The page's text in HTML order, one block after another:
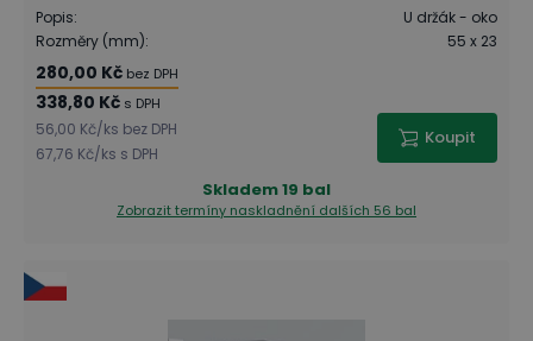
Popis:
U držák - oko
Rozměry (mm): 55 x 23
280,00 Kč bez DPH
338,80 Kč s DPH
56,00 Kč/ks bez DPH
67,76 Kč/ks s DPH
Koupit
Skladem19 bal
Zobrazit termíny naskladnění dalších 56 bal